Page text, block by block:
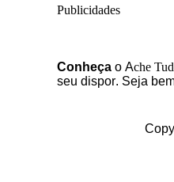
Publicidades
Conheça o Ache
seu dispor. Seja b